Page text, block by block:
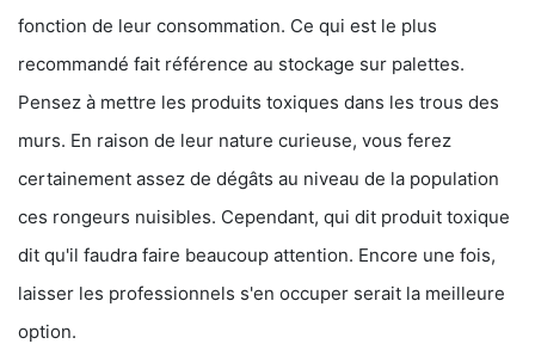
fonction de leur consommation. Ce qui est le plus
recommandé fait référence au stockage sur palettes.
Pensez à mettre les produits toxiques dans les trous des
murs. En raison de leur nature curieuse, vous ferez
certainement assez de dégâts au niveau de la population
ces rongeurs nuisibles. Cependant, qui dit produit toxique
dit qu'il faudra faire beaucoup attention. Encore une fois,
laisser les professionnels s'en occuper serait la meilleure
option.